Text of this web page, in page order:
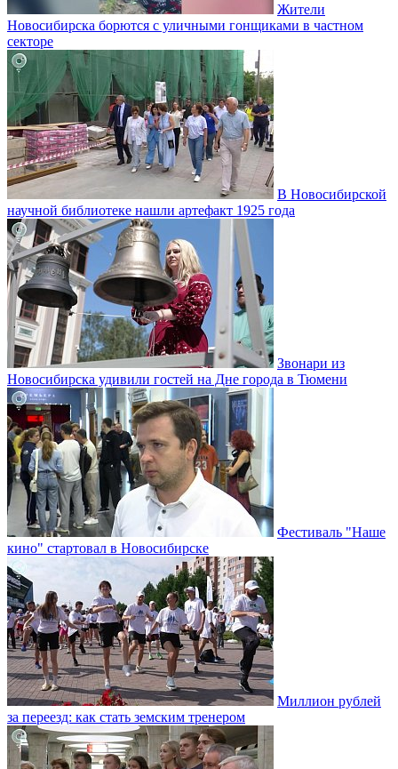
Жители
Новосибирска борются с уличными гонщиками в частном
секторе
В Новосибирской
научной библиотеке нашли артефакт 1925 года
Звонари из
Новосибирска удивили гостей на Дне города в Тюмени
Фестиваль "Наше
кино" стартовал в Новосибирске
Миллион рублей
за переезд: как стать земским тренером